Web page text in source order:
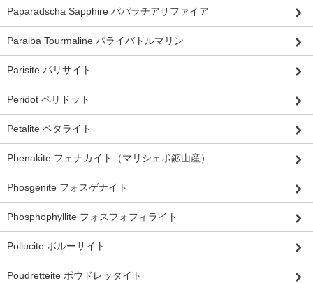
Paparadscha Sapphire パパラチアサファイア
Paraiba Tourmaline パライバトルマリン
Parisite パリサイト
Peridot ペリドット
Petalite ペタライト
Phenakite フェナカイト（マリシェボ鉱山産）
Phosgenite フォスゲナイト
Phosphophyllite フォスフォフィライト
Pollucite ポルーサイト
Poudretteite ポウドレッタイト